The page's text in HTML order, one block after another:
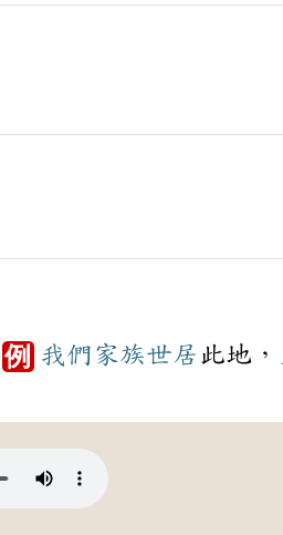
例 我們 家族世居 此地，